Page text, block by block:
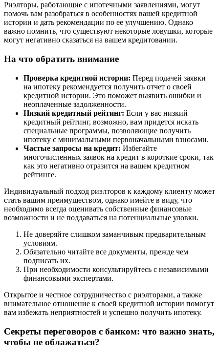
Риэлторы, работающие с ипотечными заявлениями, могут
помочь вам разобраться в особенностях вашей кредитной
истории и дать рекомендации по ее улучшению. Однако
важно помнить, что существуют некоторые ловушки, которые
могут негативно сказаться на вашем кредитовании.
На что обратить внимание
Проверка кредитной истории: Перед подачей заявки
на ипотеку рекомендуется получить отчет о своей
кредитной истории. Это поможет выявить ошибки и
неоплаченные задолженности.
Низкий кредитный рейтинг: Если у вас низкий
кредитный рейтинг, возможно, вам придется искать
специальные программы, позволяющие получить
ипотеку с минимальными первоначальными взносами.
Частые запросы на кредит: Избегайте
многочисленных заявок на кредит в короткие сроки, так
как это негативно отразится на вашем кредитном
рейтинге.
Индивидуальный подход риэлторов к каждому клиенту может
стать вашим преимуществом, однако имейте в виду, что
необходимо всегда оценивать собственные финансовые
возможности и не поддаваться на потенциальные уловки.
Не доверяйте слишком заманчивым предварительным
условиям.
Обязательно читайте все документы, прежде чем
подписать их.
При необходимости консультируйтесь с независимыми
финансовыми экспертами.
Открытое и честное сотрудничество с риэлторами, а также
внимательное отношение к своей кредитной истории помогут
вам избежать неприятностей и успешно получить ипотеку.
Секреты переговоров с банком: что важно знать,
чтобы не облажаться?